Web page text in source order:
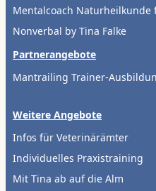
Mentalcoach Naturheilkunde
Nonverbal by Tina Falke
Partnerangebote
Mantrailing Trainer-
Weitere Angebote
Infos für Veterinärämter
Individuelles Praxistraining
Mit Tina ab auf die Alm